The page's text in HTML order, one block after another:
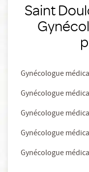
Saint
Gynécologue
Gynécologue
Gynécologue
Gynécologue
Gynécologue